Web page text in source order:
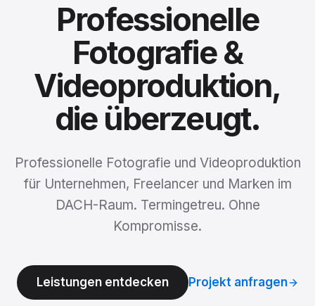
Professionelle
Fotografie &
Videoproduktion,
die überzeugt.
Professionelle Fotografie und Videoproduktion
für Unternehmen, Freelancer und Marken im
DACH-Raum. Termingetreu. Ohne
Kompromisse.
Leistungen entdecken Projekt anfragen